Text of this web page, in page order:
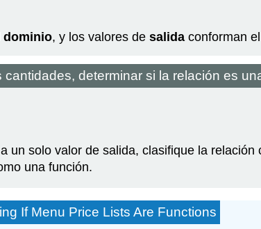
dominio, y los valores de salida conforman el
determinar si la relación es
un solo valor de salida, clasifique la
una función.
If Menu Price Lists Are Functions